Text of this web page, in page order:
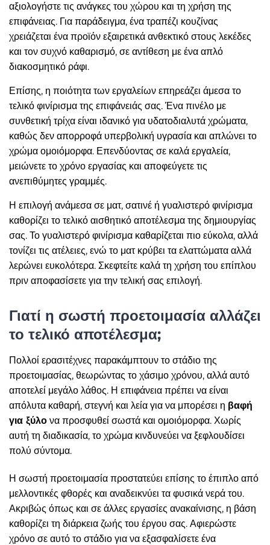
αξιολογήστε τις ανάγκες του χώρου και τη χρήση της
επιφάνειας. Για παράδειγμα, ένα τραπέζι κουζίνας
χρειάζεται ένα προϊόν εξαιρετικά ανθεκτικό στους λεκέδες
και τον συχνό καθαρισμό, σε αντίθεση με ένα απλό
διακοσμητικό ράφι.
Επίσης, η ποιότητα των εργαλείων επηρεάζει άμεσα το
τελικό φινίρισμα της επιφάνειάς σας. Ένα πινέλο με
συνθετική τρίχα είναι ιδανικό για υδατοδιαλυτά χρώματα,
καθώς δεν απορροφά υπερβολική υγρασία και απλώνει το
χρώμα ομοιόμορφα. Επενδύοντας σε καλά εργαλεία,
μειώνετε το χρόνο εργασίας και αποφεύγετε τις
ανεπιθύμητες γραμμές.
Η επιλογή ανάμεσα σε ματ, σατινέ ή γυαλιστερό φινίρισμα
καθορίζει το τελικό αισθητικό αποτέλεσμα της δημιουργίας
σας. Το γυαλιστερό φινίρισμα καθαρίζεται πιο εύκολα, αλλά
τονίζει τις ατέλειες, ενώ το ματ κρύβει τα ελαττώματα αλλά
λερώνει ευκολότερα. Σκεφτείτε καλά τη χρήση του επίπλου
πριν αποφασίσετε για την τελική σας επιλογή.
Γιατί η σωστή προετοιμασία αλλάζει
το τελικό αποτέλεσμα;
Πολλοί ερασιτέχνες παρακάμπτουν το στάδιο της
προετοιμασίας, θεωρώντας το χάσιμο χρόνου, αλλά αυτό
αποτελεί μεγάλο λάθος. Η επιφάνεια πρέπει να είναι
απόλυτα καθαρή, στεγνή και λεία για να μπορέσει η βαφή
για ξύλο να προσφυθεί σωστά και ομοιόμορφα. Χωρίς
αυτή τη διαδικασία, το χρώμα κινδυνεύει να ξεφλουδίσει
πολύ σύντομα.
Η σωστή προετοιμασία προστατεύει επίσης το έπιπλο από
μελλοντικές φθορές και αναδεικνύει τα φυσικά νερά του.
Ακριβώς όπως και σε άλλες εργασίες ανακαίνισης, η βάση
καθορίζει τη διάρκεια ζωής του έργου σας. Αφιερώστε
χρόνο σε αυτό το στάδιο για να εξασφαλίσετε ένα